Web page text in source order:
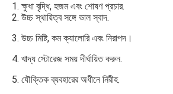
1. ক্ষুধা বৃদ্ধি, হজম এবং শোষণ প্রচার.
2. উচ্চ স্থায়িত্ব সঙ্গে ভাল স্বাদ.
3. উচ্চ মিষ্টি, কম ক্যালোরি এবং নিরাপদ।
4. খাদ্য স্টোরেজ সময় দীর্ঘায়িত করুন.
5. যৌক্তিক ব্যবহারের অধীনে নিরীহ.